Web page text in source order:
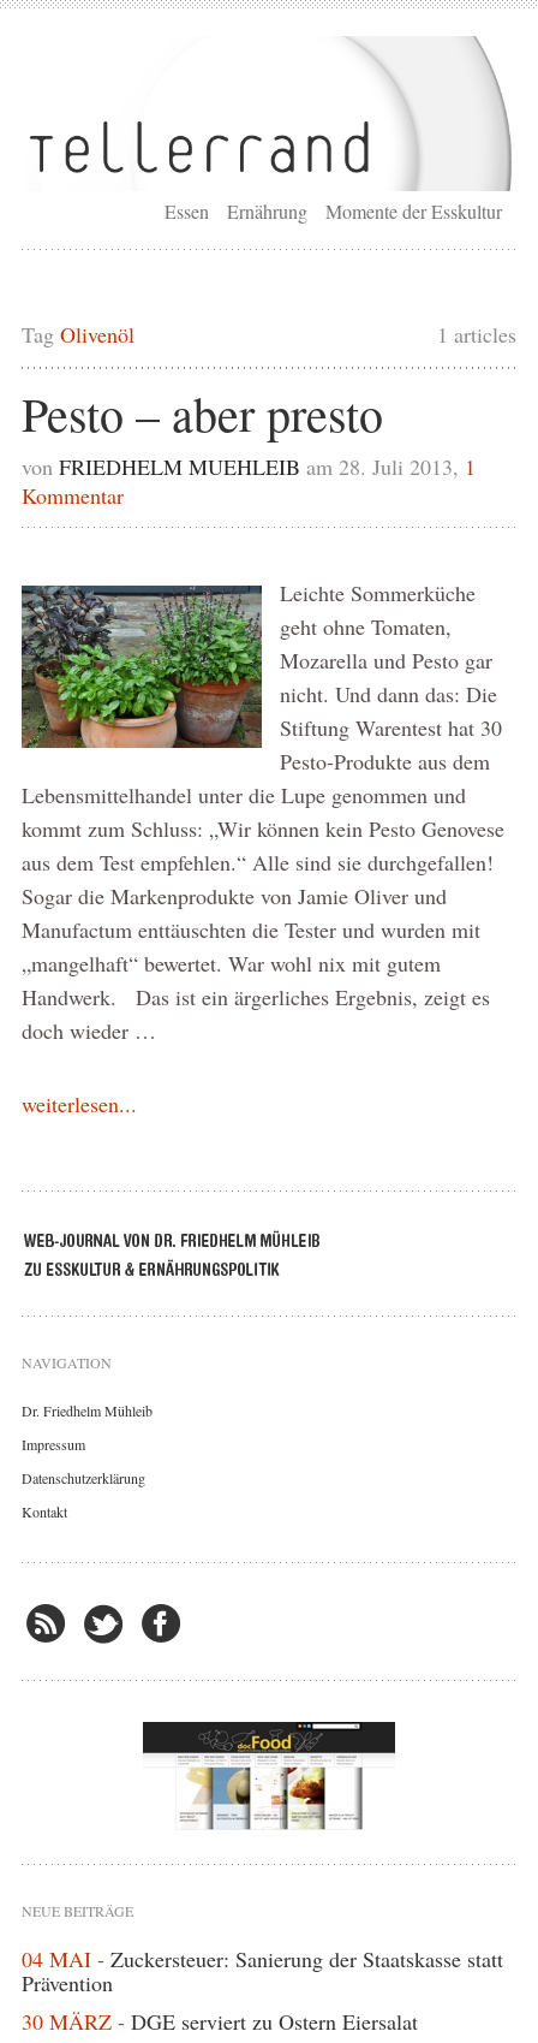
Essen Ernährung Momente der Esskultur
1 articles
Tag Olivenöl
Pesto – aber presto
von FRIEDHELM MUEHLEIB am 28. Juli 2013, 1
Kommentar
Leichte Sommerküche
geht ohne Tomaten,
Mozarella und Pesto gar
nicht. Und dann das: Die
Stiftung Warentest hat 30
Pesto-Produkte aus dem
Lebensmittelhandel unter die Lupe genommen und
kommt zum Schluss: „Wir können kein Pesto Genovese
aus dem Test empfehlen.“ Alle sind sie durchgefallen!
Sogar die Markenprodukte von Jamie Oliver und
Manufactum enttäuschten die Tester und wurden mit
„mangelhaft“ bewertet. War wohl nix mit gutem
Handwerk. Das ist ein ärgerliches Ergebnis, zeigt es
doch wieder …
weiterlesen...
NAVIGATION
Dr. Friedhelm Mühleib
Impressum
Datenschutzerklärung
Kontakt
NEUE BEITRÄGE
04 MAI - Zuckersteuer: Sanierung der Staatskasse statt
Prävention
30 MÄRZ - DGE serviert zu Ostern Eiersalat